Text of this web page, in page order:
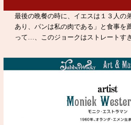
最後の晩餐の時に、イエスは１３人の
あり、パンは私の肉である」と食事を
って…、このジョークはストレートす